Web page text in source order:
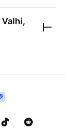
Valhi,